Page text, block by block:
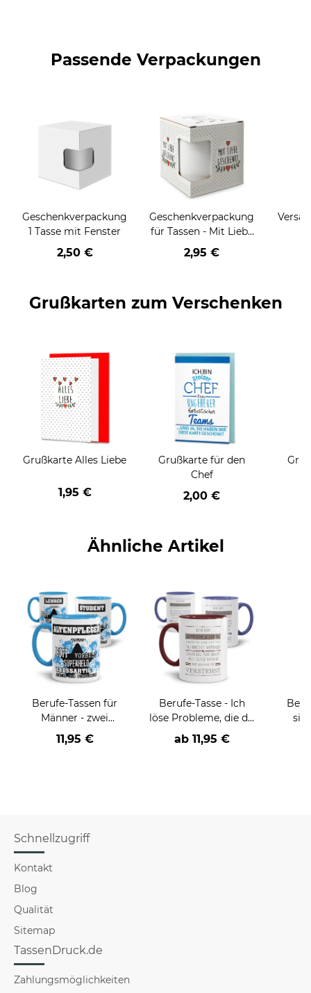
Passende Verpackungen
Geschenkverpackung
1 Tasse mit Fenster
2,50 €
Geschenkverpackung
für Tassen - Mit Liebe
geschenkt
2,95 €
Grußkarten zum Verschenken
Grußkarte Alles Liebe
1,95 €
Grußkarte für den
Chef
2,00 €
Ähnliche Artikel
Berufe-Tassen für
Männer - zwei
Farbvarianten
11,95 €
Berufe-Tasse - Ich
löse Probleme, die du
nicht verstehst -
verschiedene Berufe
ab 11,95 €
Schnellzugriff
Kontakt
Blog
Qualität
Sitemap
TassenDruck.de
Zahlungsmöglichkeiten